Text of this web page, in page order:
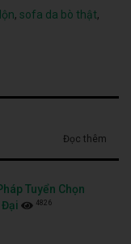
, sofa da bò thật,
Đọc thêm
Tuyển Chọn
Đại
4826